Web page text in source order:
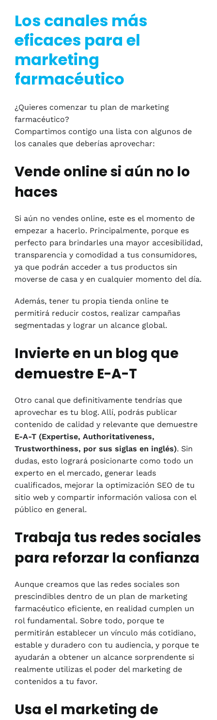
Los canales más
eficaces para el
marketing
farmacéutico
¿Quieres comenzar tu plan de marketing
farmacéutico?
Compartimos contigo una lista con algunos de
los canales que deberías aprovechar:
Vende online si aún no lo
haces
Si aún no vendes online, este es el momento de
empezar a hacerlo. Principalmente, porque es
perfecto para brindarles una mayor accesibilidad,
transparencia y comodidad a tus consumidores,
ya que podrán acceder a tus productos sin
moverse de casa y en cualquier momento del día.
Además, tener tu propia tienda online te
permitirá reducir costos, realizar campañas
segmentadas y lograr un alcance global.
Invierte en un blog que
demuestre E-A-T
Otro canal que definitivamente tendrías que
aprovechar es tu blog. Allí, podrás publicar
contenido de calidad y relevante que demuestre
E-A-T (Expertise, Authoritativeness,
Trustworthiness, por sus siglas en inglés). Sin
dudas, esto logrará posicionarte como todo un
experto en el mercado, generar leads
cualificados, mejorar la optimización SEO de tu
sitio web y compartir información valiosa con el
público en general.
Trabaja tus redes sociales
para reforzar la confianza
Aunque creamos que las redes sociales son
prescindibles dentro de un plan de marketing
farmacéutico eficiente, en realidad cumplen un
rol fundamental. Sobre todo, porque te
permitirán establecer un vínculo más cotidiano,
estable y duradero con tu audiencia, y porque te
ayudarán a obtener un alcance sorprendente si
realmente utilizas el poder del marketing de
contenidos a tu favor.
Usa el marketing de